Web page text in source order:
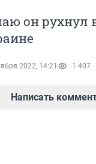
он рухнул
2022, 14:21 1 407
Написать